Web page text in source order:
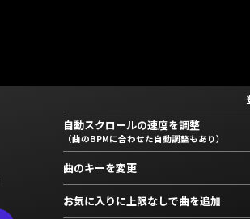
自動スクロールの速度を調整
（曲のBPMに合わせた自動調整もあり）
曲のキーを変更
お気に入りに上限なしで曲を追加